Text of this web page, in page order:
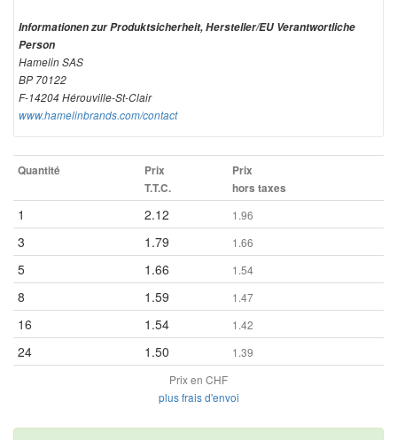
Informationen zur Produktsicherheit, Hersteller/EU Verantwortliche
Person
Hamelin SAS
BP 70122
F-14204 Hérouville-St-Clair
www.hamelinbrands.com/contact
Quantité
Prix
T.T.C.
Prix
hors taxes
1 2.12 1.96
3 1.79 1.66
5 1.66 1.54
8 1.59 1.47
16 1.54 1.42
24 1.50
1.39
Prix en CHF
plus frais d'envoi